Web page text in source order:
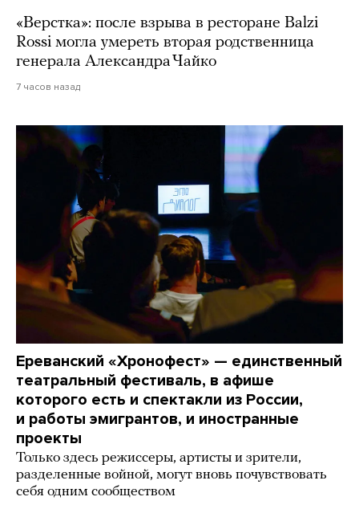
«Верстка»: после взрыва в ресторане Balzi
Rossi могла умереть вторая родственница
генерала Александра Чайко
7 часов назад
Ереванский «Хронофест» — единственный
театральный фестиваль, в афише
которого есть и спектакли из России,
и работы эмигрантов, и иностранные
проекты
Только здесь режиссеры, артисты и зрители,
разделенные войной, могут вновь почувствовать
себя одним сообществом